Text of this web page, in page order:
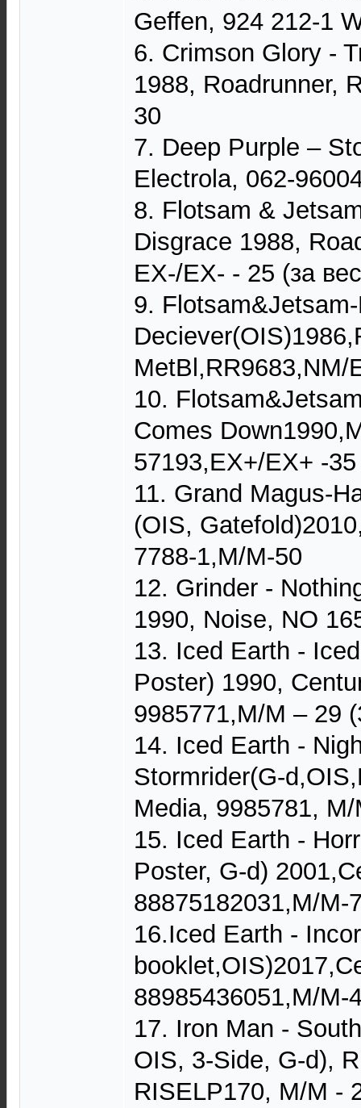
Geffen, 924 212-1
6. Crimson Glory -
1988, Roadrunner,
30
7. Deep Purple –
Electrola, 062-
8. Flotsam &
Disgrace 1988,
EX-/EX- - 25 (за
9.
MetBl,RR9683,NM/
10.
Comes
57193,EX+/EX+ -35
11. Grand Magus-
(OIS,
7788-1,M/M-50
12. Grinder -
1990, Noise, NO
13. Iced Earth -
Poster) 1990,
9985771,M/M – 29
14. Iced Earth -
Stormrider(G-
Media, 9985781,
15. Iced Earth -
Poster, G-d)
88875182031,M/M-
16.Iced Earth -
88985436051,M/M-
17. Iron Man -
OIS, 3-Side, G-d),
RISELP170, M/M -